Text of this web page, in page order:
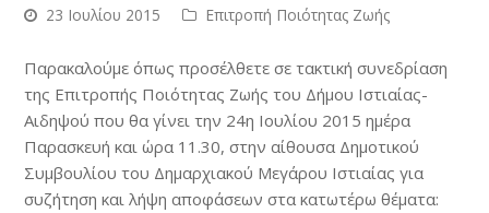
23 Ιουλίου 2015 Επιτροπή Ποιότητας Ζωής
Παρακαλούμε όπως προσέλθετε σε τακτική συνεδρίαση
της Επιτροπής Ποιότητας Ζωής του Δήμου Ιστιαίας-
Αιδηψού που θα γίνει την 24η Ιουλίου 2015 ημέρα
Παρασκευή και ώρα 11.30, στην αίθουσα Δημοτικού
Συμβουλίου του Δημαρχιακού Μεγάρου Ιστιαίας για
συζήτηση και λήψη αποφάσεων στα κατωτέρω θέματα: